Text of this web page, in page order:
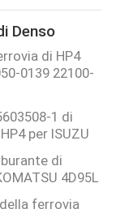
Denso
di HP4
0139 22100-
1 di
per ISUZU
di
4D95L
ferrovia